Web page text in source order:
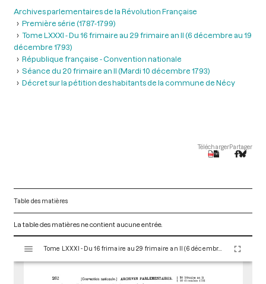
Archives parlementaires de la Révolution Française
Première série (1787-1799)
Tome LXXXI - Du 16 frimaire au 29 frimaire an II (6 décembre au 19
décembre 1793)
République française - Convention nationale
Séance du 20 frimaire an II (Mardi 10 décembre 1793)
Décret sur la pétition des habitants de la commune de Nécy
TéléchargerPartager
Table des matières
La table des matières ne contient aucune entrée.
s
Tome LXXXI - Du 16 frimaire au 29 frimaire an II (6 décembre au 19 décembre 1793)